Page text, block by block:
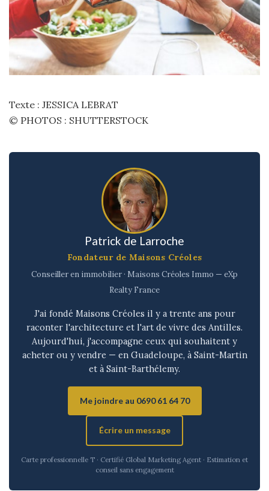
Texte : JESSICA LEBRAT
© PHOTOS : SHUTTERSTOCK
Patrick de Larroche
Fondateur de Maisons Créoles
Conseiller en immobilier · Maisons Créoles Immo — eXp
Realty France
J'ai fondé Maisons Créoles il y a trente ans pour
raconter l'architecture et l'art de vivre des Antilles.
Aujourd'hui, j'accompagne ceux qui souhaitent y
acheter ou y vendre — en Guadeloupe, à Saint-Martin
et à Saint-Barthélemy.
Me joindre au 0690 61 64 70
Écrire un message
Carte professionnelle T · Certifié Global Marketing Agent · Estimation et
conseil sans engagement